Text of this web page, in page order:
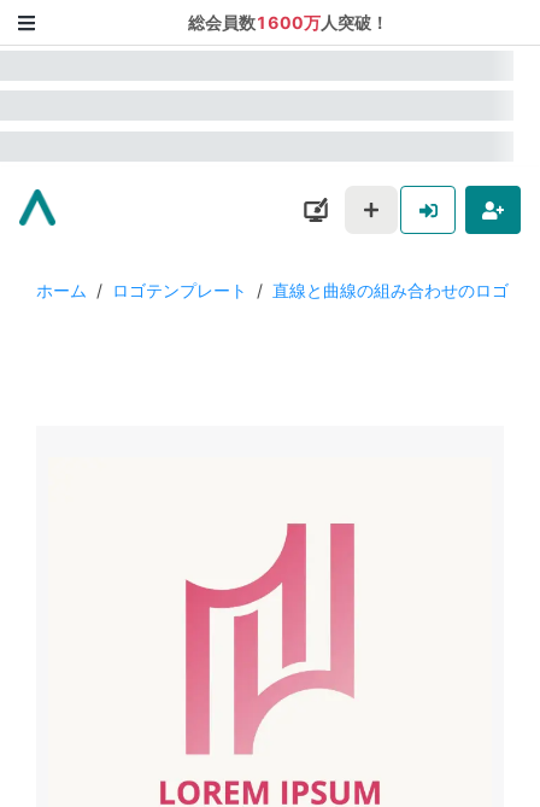
総会員数1600万人突破！
ホーム / ロゴテンプレート / 直線と曲線の組み合わせのロゴ